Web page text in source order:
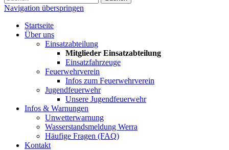
Navigation überspringen
Startseite
Über uns
Einsatzabteilung
Mitglieder Einsatzabteilung
Einsatzfahrzeuge
Feuerwehrverein
Infos zum Feuerwehrverein
Jugendfeuerwehr
Unsere Jugendfeuerwehr
Infos & Warnungen
Unwetterwarnung
Wasserstandsmeldung Werra
Häufige Fragen (FAQ)
Kontakt